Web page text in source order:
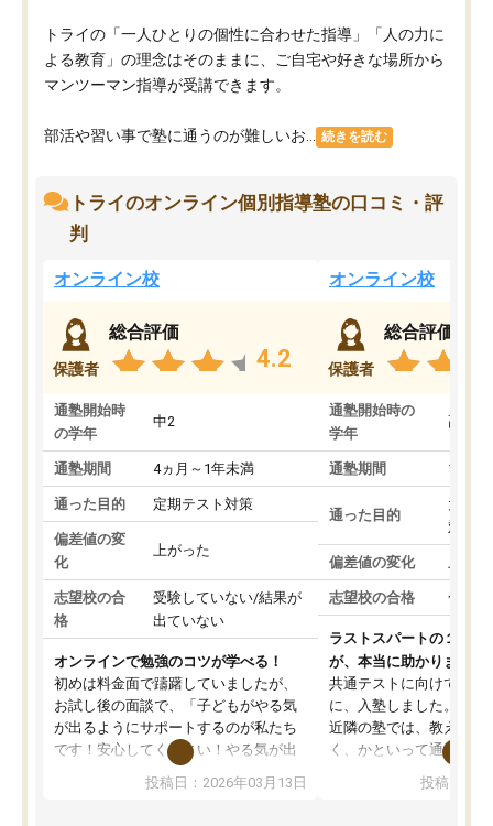
トライの「一人ひとりの個性に合わせた指導」「人の力に
よる教育」の理念はそのままに、ご自宅や好きな場所から
マンツーマン指導が受講できます。
部活や習い事で塾に通うのが難しいお... 続きを読む
トライのオンライン個別指導塾の口コミ・評
判
オンライン校
保護者
総合評価
4.2
通塾開始時
の学年
中2
通塾期間 4ヵ月～1年未満
通った目的 定期テスト対策
偏差値の変
化
上がった
志望校の合
格
受験していない/結果が
出ていない
オンラインで勉強のコツが学べる！
初めは料金面で躊躇していましたが、
お試し後の面談で、「子どもがやる気
が出るようにサポートするのが私たち
です！安心してください！やる気が出
ないのは私たち講師の責任です」と言
ってくださり、確かに！と考えて、思
投稿日：2026年03月13日
オンライン校
保護者
総合評価
通塾開始時の
学年
高3
通塾期間 1～3
通った目的
大学
対策
偏差値の変化
志望校の合格 合格
ラストスパートの１か月
が、本当に助かりました
共通テストに向けての追
に、入塾しました。田舎
近隣の塾では、教えても
く、かといって通うには
可能なので本当に助か
投稿日：